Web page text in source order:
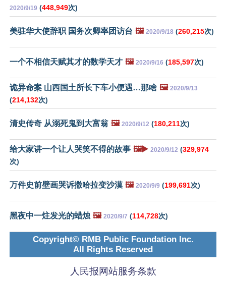
2020/9/19 (448,949次)
美驻华大使辞职 国务次卿率团访台 🖼️ 2020/9/18 (260,215次)
一个不相信天赋其才的数学天才 🖼️ 2020/9/16 (185,597次)
诡异命案 山西国土所长下车小便遇…那啥 🖼️ 2020/9/13
(214,132次)
清史传奇 从溺死鬼到大富翁 🖼️ 2020/9/12 (180,211次)
给大家讲一个让人哭笑不得的故事 🖼️▶️ 2020/9/12 (329,974
次)
万件史前壁画哭诉撒哈拉变沙漠 🖼️ 2020/9/9 (199,691次)
黑夜中一炷发光的蜡烛 🖼️ 2020/9/7 (114,728次)
Copyright© RMB Public Foundation Inc.
All Rights Reserved
人民报网站服务条款